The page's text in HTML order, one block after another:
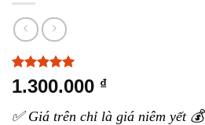
5.00trên 5
dựa trên
4
1.300.000 ₫
✅ Giá trên chỉ là giá niêm yết 💰